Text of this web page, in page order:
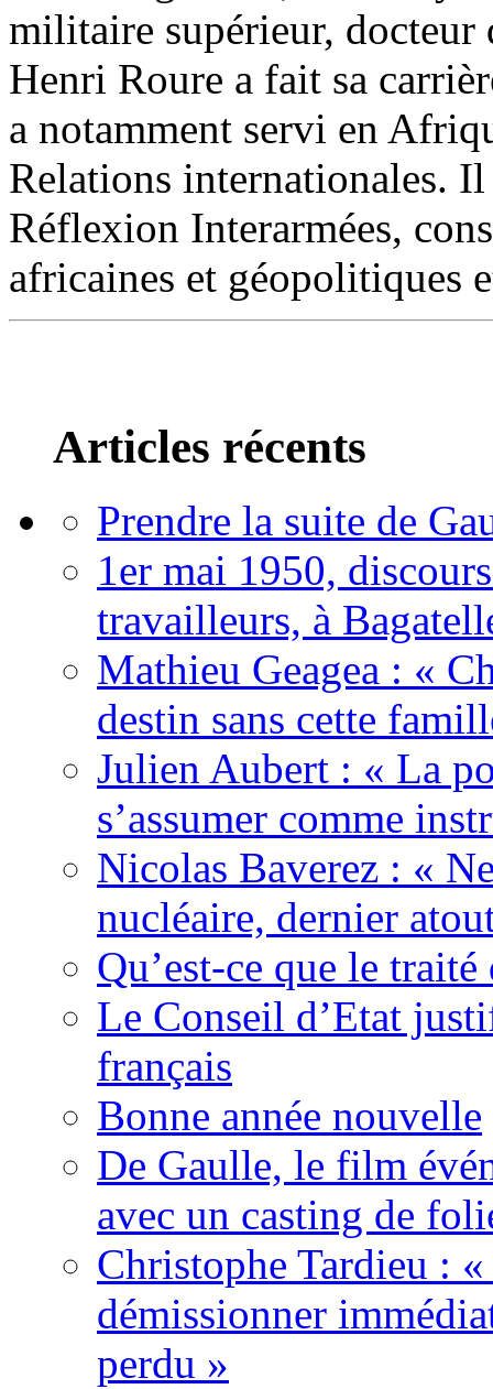
militaire supérieur, docteur
Henri Roure a fait sa
a notamment servi en
Relations internationales.
Réflexion Interarmées,
africaines et
Articles récents
Prendre la suite de
1er mai 1950,
travailleurs, à
Mathieu Geagea : «
destin sans cette
Julien Aubert : « La
s’assumer comme
Nicolas Baverez : «
nucléaire, dernier
Qu’est-ce que le traité
Le Conseil d’Etat
français
Bonne année nouvelle
De Gaulle, le film
avec un casting de
Christophe Tardieu : «
démissionner
perdu »